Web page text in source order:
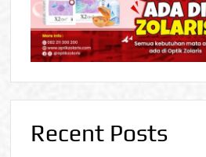
Recent Posts